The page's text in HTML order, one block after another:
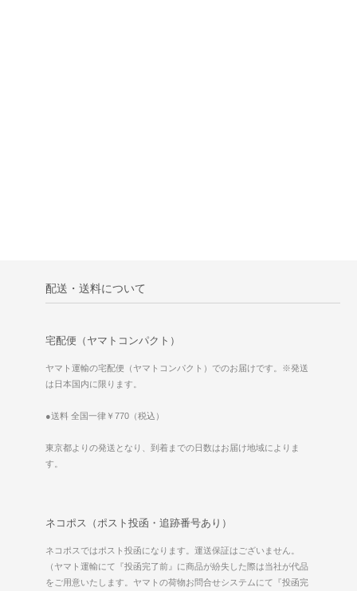
配送・送料について
宅配便（ヤマトコンパクト）
ヤマト運輸の宅配便（ヤマトコンパクト）でのお届けです。※発送
は日本国内に限ります。
●送料 全国一律￥770（税込）
東京都よりの発送となり、到着までの日数はお届け地域によりま
す。
ネコポス（ポスト投函・追跡番号あり）
ネコポスではポスト投函になります。運送保証はございません。
（ヤマト運輸にて『投函完了前』に商品が紛失した際は当社が代品
をご用意いたします。ヤマトの荷物お問合せシステムにて『投函完